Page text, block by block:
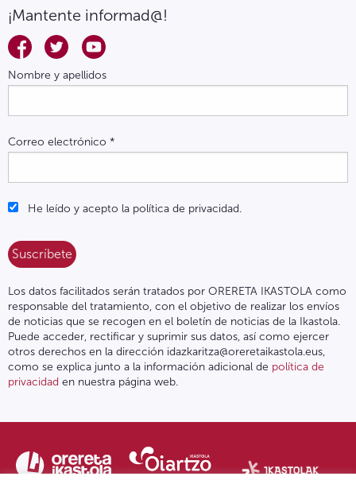
¡Mantente informad@!
Nombre y apellidos
Correo electrónico *
He leído y acepto la política de privacidad.
Los datos facilitados serán tratados por ORERETA IKASTOLA como
responsable del tratamiento, con el objetivo de realizar los envíos
de noticias que se recogen en el boletín de noticias de la Ikastola.
Puede acceder, rectificar y suprimir sus datos, así como ejercer
otros derechos en la dirección idazkaritza@oreretaikastola.eus,
como se explica junto a la información adicional de política de
privacidad en nuestra página web.